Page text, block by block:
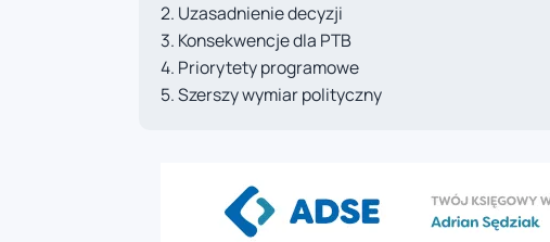
Uzasadnienie decyzji
Konsekwencje dla PTB
Priorytety programowe
Szerszy wymiar polityczny